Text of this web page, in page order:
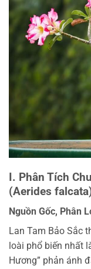
I. Phân Tích
(Aerides
Nguồn Gốc, Phân
Lan Tam Bảo Sắc
loài phổ biến nhất
Hương” phản ánh